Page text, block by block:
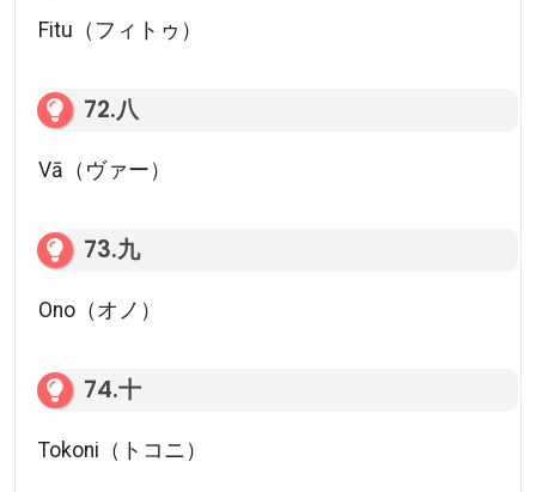
Fitu（フィトゥ）
72.八
Vā（ヴァー）
73.九
Ono（オノ）
74.十
Tokoni（トコニ）